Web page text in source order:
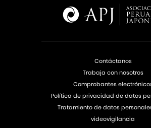
Contáctanos
Trabaja con nosotros
Comprobantes
Política de privacidad de datos
Tratamiento de datos
videovigilancia